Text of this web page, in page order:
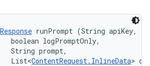
runPrompt (String apiKey,
boolean logPromptOnly,
String prompt,
List<
ContentRequest.InlineData>